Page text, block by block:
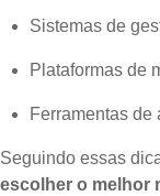
Sistemas de
Plataformas de
Ferramentas
Seguindo essas
escolher o melhor